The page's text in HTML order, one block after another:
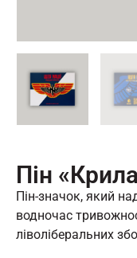
Пін «Крила
Пін-значок, який
водночас
ліволіберальних